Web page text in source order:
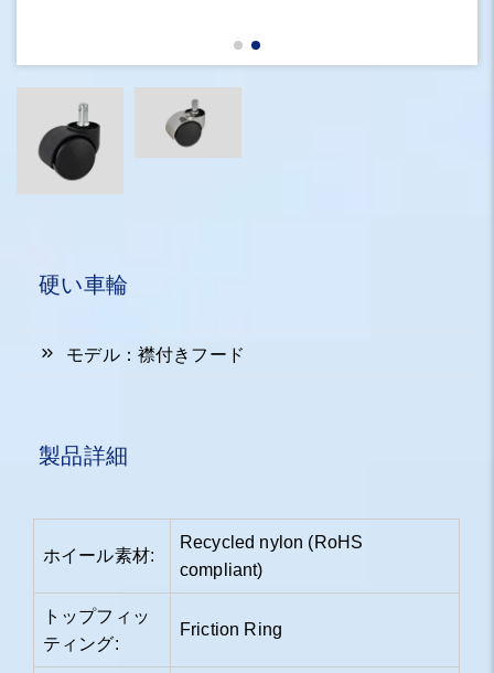
硬い車輪
モデル：襟付きフード
製品詳細
ホイール素材:
Recycled nylon (RoHS
compliant)
トップフィッ
ティング:
Friction Ring